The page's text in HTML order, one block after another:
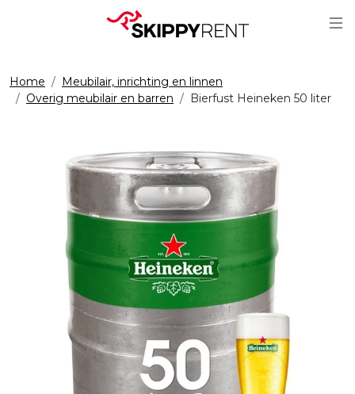
Home
Meubilair, inrichting en linnen
Overig meubilair en barren
Bierfust Heineken 50 liter